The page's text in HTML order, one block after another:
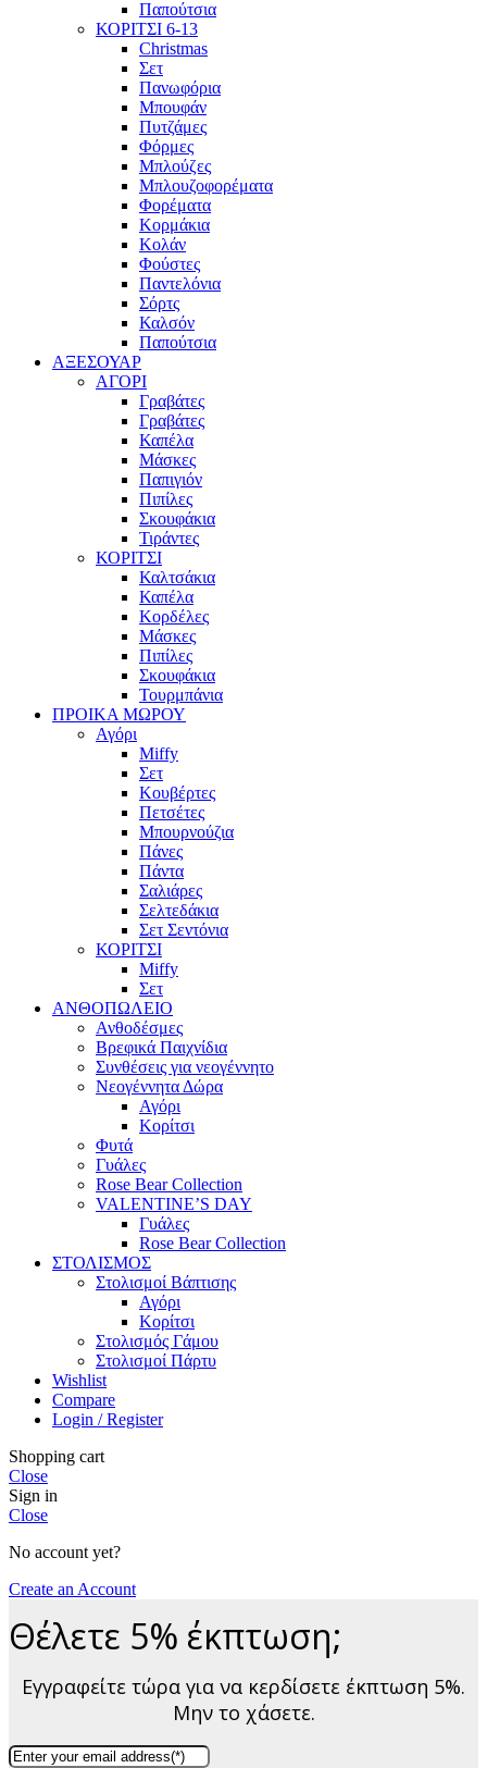
Παπούτσια
ΚΟΡΙΤΣΙ 6-13
Christmas
Σετ
Πανωφόρια
Μπουφάν
Πυτζάμες
Φόρμες
Μπλούζες
Μπλουζοφορέματα
Φορέματα
Κορμάκια
Κολάν
Φούστες
Παντελόνια
Σόρτς
Καλσόν
Παπούτσια
ΑΞΕΣΟΥΑΡ
ΑΓΟΡΙ
Γραβάτες
Γραβάτες
Καπέλα
Μάσκες
Παπιγιόν
Πιπίλες
Σκουφάκια
Τιράντες
ΚΟΡΙΤΣΙ
Καλτσάκια
Καπέλα
Κορδέλες
Μάσκες
Πιπίλες
Σκουφάκια
Τουρμπάνια
ΠΡΟΙΚΑ ΜΩΡΟΥ
Αγόρι
Miffy
Σετ
Κουβέρτες
Πετσέτες
Μπουρνούζια
Πάνες
Πάντα
Σαλιάρες
Σελτεδάκια
Σετ Σεντόνια
ΚΟΡΙΤΣΙ
Miffy
Σετ
ΑΝΘΟΠΩΛΕΙΟ
Ανθοδέσμες
Βρεφικά Παιχνίδια
Συνθέσεις για νεογέννητο
Νεογέννητα Δώρα
Αγόρι
Κορίτσι
Φυτά
Γυάλες
Rose Bear Collection
VALENTINE’S DAY
Γυάλες
Rose Bear Collection
ΣΤΟΛΙΣΜΟΣ
Στολισμοί Βάπτισης
Αγόρι
Κορίτσι
Στολισμός Γάμου
Στολισμοί Πάρτυ
Wishlist
Compare
Login / Register
Shopping cart
Close
Sign in
Close
No account yet?
Create an Account
Θέλετε 5% έκπτωση;
Εγγραφείτε τώρα για να κερδίσετε έκπτωση 5%.
Μην το χάσετε.